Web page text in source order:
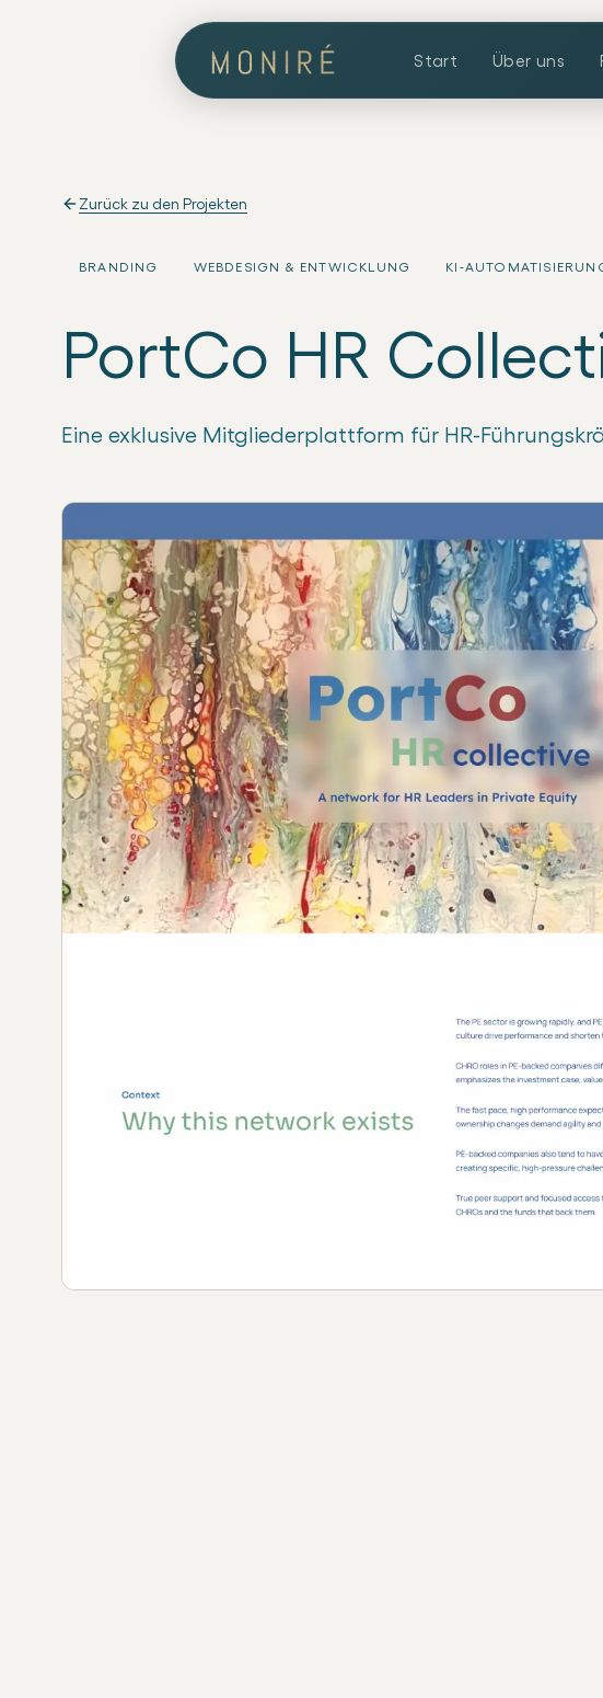
Start Über uns
Zurück zu den Projekten
BRANDING WEBDESIGN & ENTWICKLUNG KI-
PortCo HR
Eine exklusive Mitgliederplattform für HR-